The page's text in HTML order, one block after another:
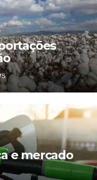
e mercado